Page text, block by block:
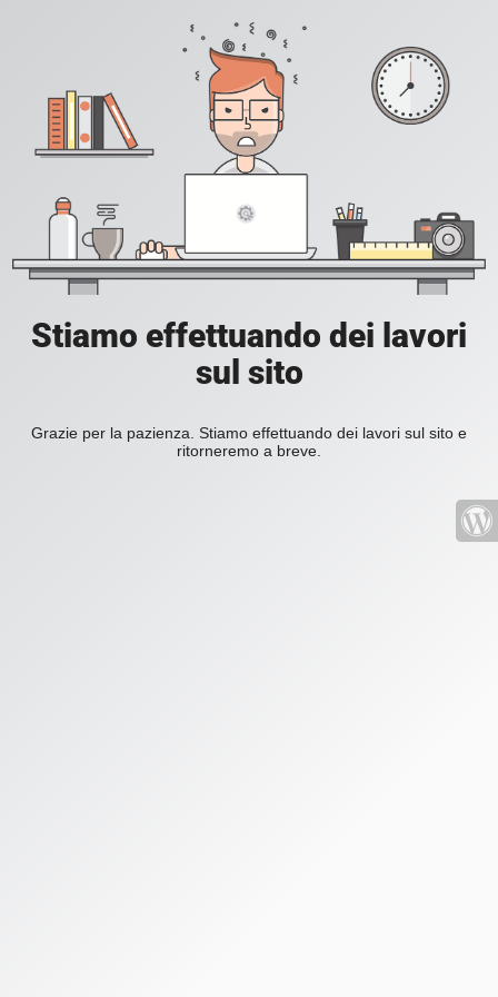
Stiamo effettuando dei lavori
sul sito
Grazie per la pazienza. Stiamo effettuando dei lavori sul sito e
ritorneremo a breve.